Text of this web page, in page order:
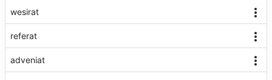
wesirat
referat
adveniat